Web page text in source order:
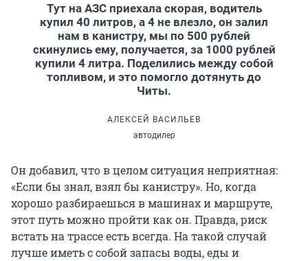
Тут на АЗС приехала скорая, водитель
купил 40 литров, а 4 не влезло, он залил
нам в канистру, мы по 500 рублей
скинулись ему, получается, за 1000 рублей
купили 4 литра. Поделились между собой
топливом, и это помогло дотянуть до
Читы.
АЛЕКСЕЙ ВАСИЛЬЕВ
автодилер
Он добавил, что в целом ситуация неприятная:
«Если бы знал, взял бы канистру». Но, когда
хорошо разбираешься в машинах и маршруте,
этот путь можно пройти как он. Правда, риск
встать на трассе есть всегда. На такой случай
лучше иметь с собой запасы воды, еды и